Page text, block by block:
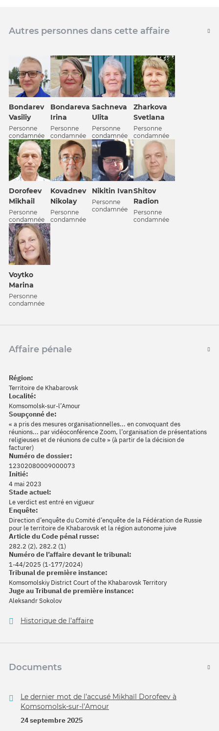
Autres personnes dans cette affaire
Bondarev
Vasiliy
Personne
condamnée
Bondareva
Irina
Personne
condamnée
Sachneva
Ulita
Personne
condamnée
Zharkova
Svetlana
Personne
condamnée
Dorofeev
Mikhail
Personne
condamnée
Kovadnev
Nikolay
Personne
condamnée
Nikitin Ivan
Personne
condamnée
Shitov
Radion
Personne
condamnée
Voytko
Marina
Personne
condamnée
Affaire pénale
Région:
Territoire de Khabarovsk
Localité:
Komsomolsk-sur-l’Amour
Soupçonné de:
« a pris des mesures organisationnelles... en convoquant des
réunions... par vidéoconférence Zoom, l’organisation de présentations
religieuses et de réunions de culte » (à partir de la décision de
facturer)
Numéro de dossier:
12302080009000073
Initié:
4 mai 2023
Stade actuel:
Le verdict est entré en vigueur
Enquête:
Direction d’enquête du Comité d’enquête de la Fédération de Russie
pour le territoire de Khabarovsk et la région autonome juive
Article du Code pénal russe:
282.2 (2), 282.2 (1)
Numéro de l’affaire devant le tribunal:
1-44/2025 (1-177/2024)
Tribunal de première instance:
Komsomolskiy District Court of the Khabarovsk Territory
Juge au Tribunal de première instance:
Aleksandr Sokolov
Historique de l’affaire
Documents
Le dernier mot de l’accusé Mikhaïl Dorofeev à
Komsomolsk-sur-l’Amour
24 septembre 2025